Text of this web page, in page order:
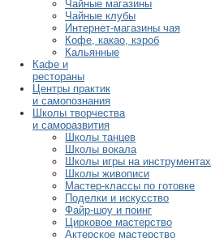
Чайные магазины
Чайные клубы
Интернет-магазины чая
Кофе, какао, кэроб
Кальянные
Кафе и
рестораны
Центры практик
и самопознания
Школы творчества
и саморазвития
Школы танцев
Школы вокала
Школы игры на инструментах
Школы живописи
Мастер-классы по готовке
Поделки и искусство
Файр-шоу и поинг
Цирковое мастерство
Актерское мастерство